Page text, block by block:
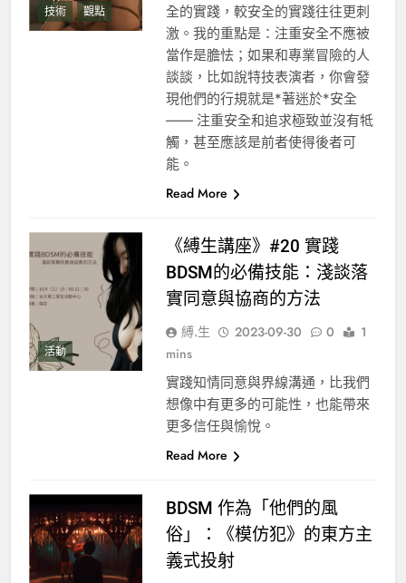
技術 觀點
全的實踐，較安全的實踐往往更刺
激。我的重點是：注重安全不應被
當作是膽怯；如果和專業冒險的人
談談，比如說特技表演者，你會發
現他們的行規就是*著迷於*安全
—— 注重安全和追求極致並沒有牴
觸，甚至應該是前者使得後者可
能。
Read More
活動
《縛生講座》#20 實踐
BDSM的必備技能：淺談落
實同意與協商的方法
縛.生 2023-09-30 0
1
mins
實踐知情同意與界線溝通，比我們
想像中有更多的可能性，也能帶來
更多信任與愉悅。
Read More
BDSM 作為「他們的風
俗」：《模仿犯》的東方主
義式投射